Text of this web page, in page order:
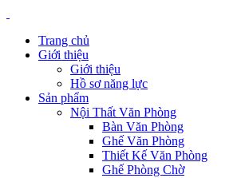
Trang chủ
Giới thiệu
Giới thiệu
Hồ sơ năng lực
Sản phẩm
Nội Thất Văn Phòng
Bàn Văn Phòng
Ghế Văn Phòng
Thiết Kế Văn Phòng
Ghế Phòng Chờ